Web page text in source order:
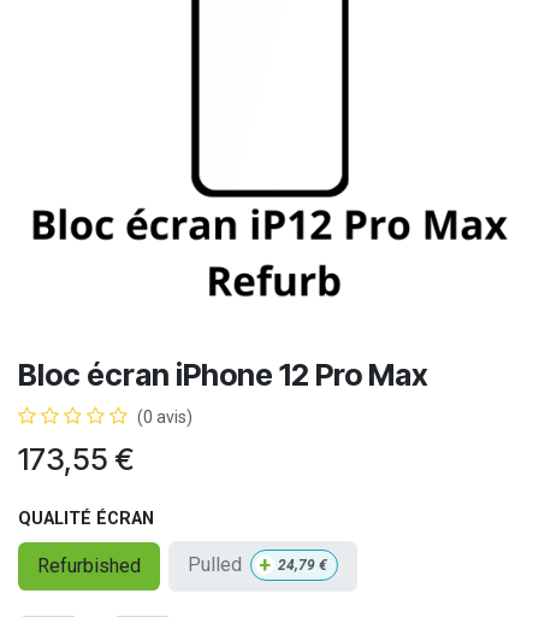
Bloc écran iPhone 12 Pro Max
(0 avis)
173,55 €
QUALITÉ ÉCRAN
Refurbished Pulled + 24,79 €